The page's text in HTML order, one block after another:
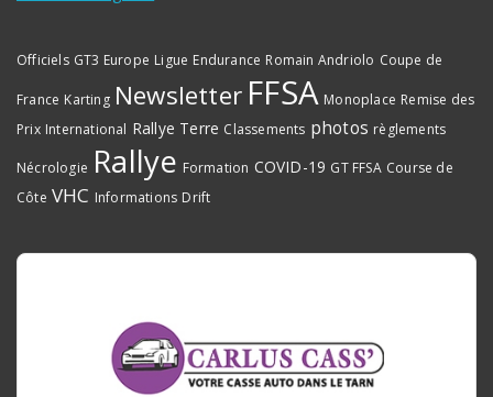
Officiels GT3 Europe Ligue Endurance Romain Andriolo Coupe de
France Karting Newsletter FFSA Monoplace Remise des
Prix International Rallye Terre Classements photos règlements
Nécrologie Rallye Formation COVID-19 GT FFSA Course de
Côte VHC Informations Drift